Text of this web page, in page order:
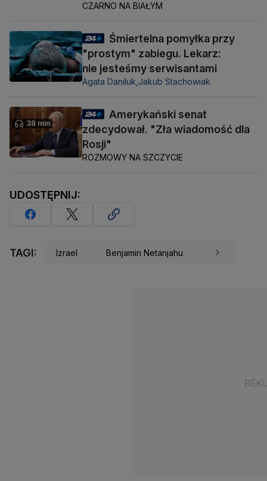
CZARNO NA BIAŁYM
Śmiertelna pomyłka przy
"prostym" zabiegu. Lekarz:
nie jesteśmy serwisantami
Agata Daniluk, Jakub Stachowiak
38 min
Amerykański senat
zdecydował. "Zła wiadomość dla
Rosji"
ROZMOWY NA SZCZYCIE
UDOSTĘPNIJ:
TAGI: Izrael Benjamin Netanjahu